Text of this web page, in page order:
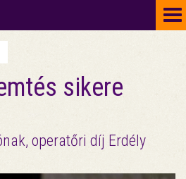
sikere
operatőri díj Erdély